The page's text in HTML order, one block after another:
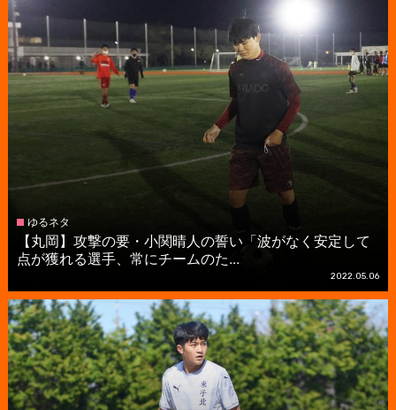
ゆるネタ
【丸岡】攻撃の要・小関晴人の誓い「波がなく安定して
点が獲れる選手、常にチームのた...
2022.05.06